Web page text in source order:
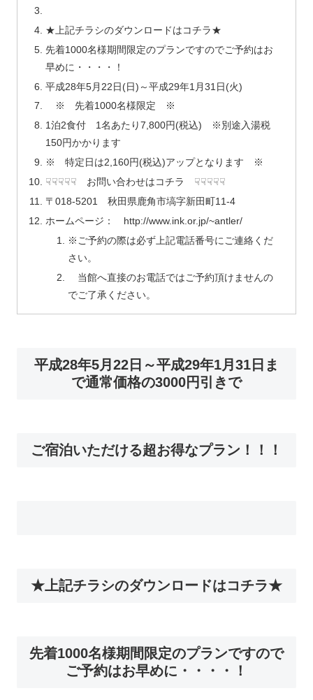
★上記チラシのダウンロードはコチラ★
先着1000名様期間限定のプランですのでご予約はお
早めに・・・・！
平成28年5月22日(日)～平成29年1月31日(火)
※ 先着1000名様限定 ※
1泊2食付 1名あたり7,800円(税込) ※別途入湯税
150円かかります
※ 特定日は2,160円(税込)アップとなります ※
☟☟☟☟☟ お問い合わせはコチラ ☟☟☟☟☟
〒018-5201 秋田県鹿角市塙字新田町11-4
ホームページ： http://www.ink.or.jp/~antler/
※ご予約の際は必ず上記電話番号にご連絡くだ
さい。
当館へ直接のお電話ではご予約頂けませんの
でご了承ください。
平成28年5月22日～平成29年1月31日ま
で通常価格の3000円引きで
ご宿泊いただける超お得なプラン！！！
★上記チラシのダウンロードはコチラ★
先着1000名様期間限定のプランですので
ご予約はお早めに・・・・！